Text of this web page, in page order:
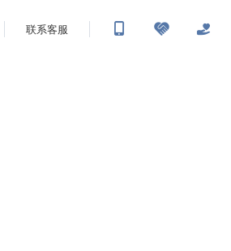
联系客服